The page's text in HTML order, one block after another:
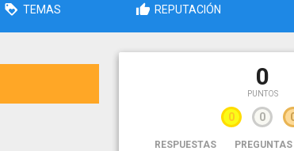
TEMAS REPUTACIÓN
0
PUNTOS
0 0
RESPUESTAS PREGUNTAS